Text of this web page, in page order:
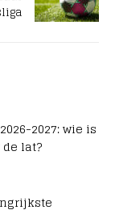
2027: wie is
lat?